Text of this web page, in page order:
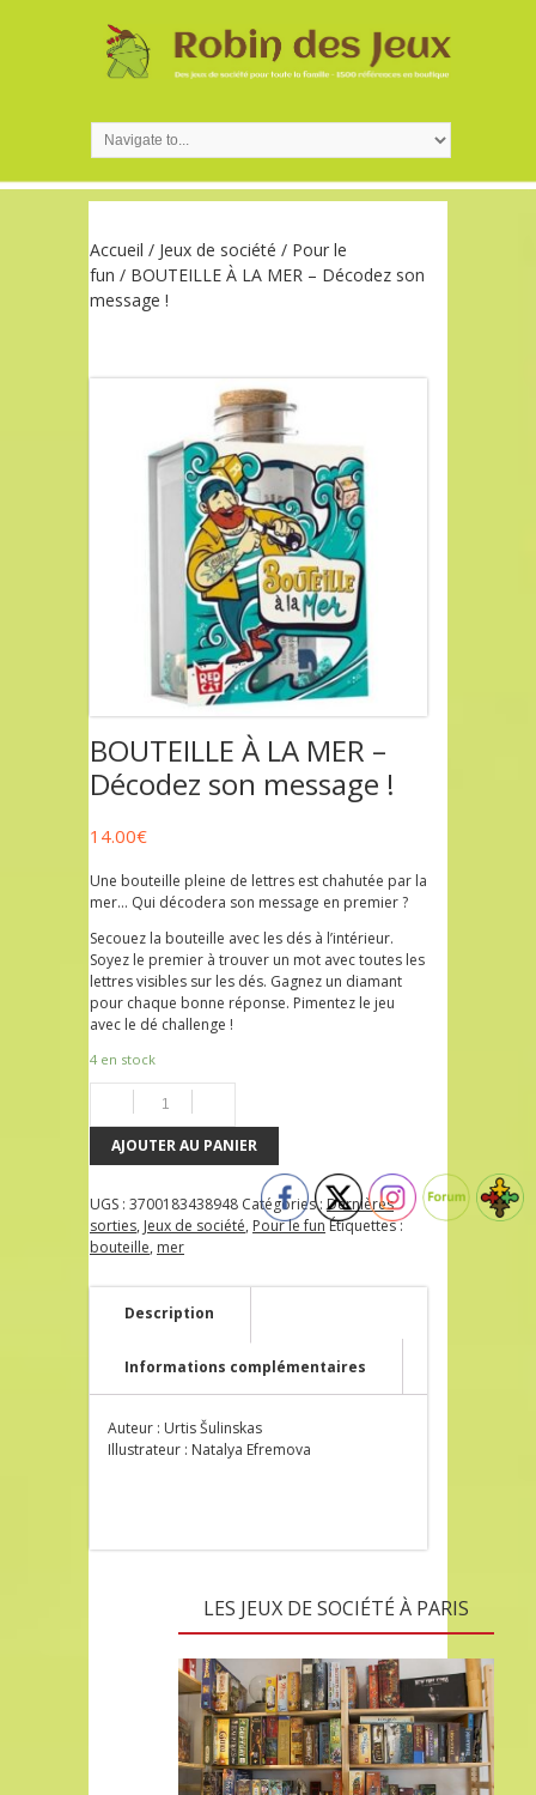
Accueil / Jeux de société / Pour le
fun / BOUTEILLE À LA MER – Décodez son
message !
BOUTEILLE À LA MER –
Décodez son message !
14.00€
Une bouteille pleine de lettres est chahutée par la
mer… Qui décodera son message en premier ?
Secouez la bouteille avec les dés à l’intérieur.
Soyez le premier à trouver un mot avec toutes les
lettres visibles sur les dés. Gagnez un diamant
pour chaque bonne réponse. Pimentez le jeu
avec le dé challenge !
4 en stock
AJOUTER AU PANIER
UGS : 3700183438948 Catégories :Dernières
sorties, Jeux de société, Pour le fun Étiquettes :
bouteille, mer
Description
Informations complémentaires
Auteur : Urtis Šulinskas
Illustrateur : Natalya Efremova
LES JEUX DE SOCIÉTÉ À PARIS